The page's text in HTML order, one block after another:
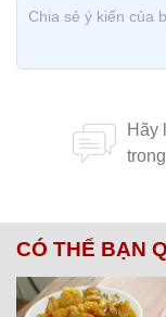
CÓ THỂ BẠN